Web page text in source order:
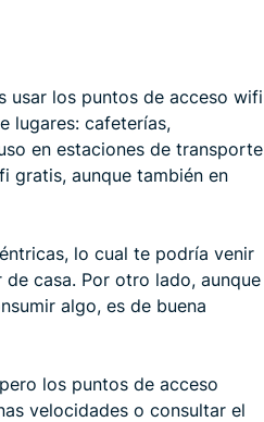
usar los puntos de acceso wifi
lugares: cafeterías,
en estaciones de transporte
gratis, aunque también en
lo cual te podría venir
casa. Por otro lado, aunque
algo, es de buena
los puntos de acceso
velocidades o consultar el